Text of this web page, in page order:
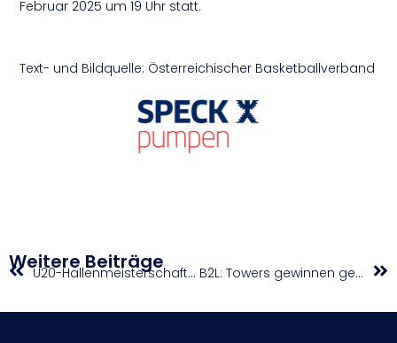
Februar 2025 um 19 Uhr statt.
Text- und Bildquelle: Österreichischer Basketballverband
Weitere Beiträge U20-Hallenmeisterschaften-Rundläufe in Linz bringen Überraschungen B2L: Towers gewinnen gegen Piraten / Lions NexGen und United gewinnen